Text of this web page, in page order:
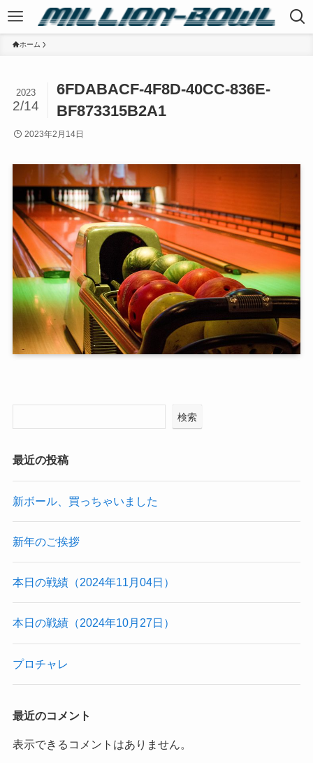
ホーム
6FDABACF-4F8D-40CC-836E-
BF873315B2A1
2023
2/14
2023年2月14日
検索
最近の投稿
新ボール、買っちゃいました
新年のご挨拶
本日の戦績（2024年11月04日）
本日の戦績（2024年10月27日）
プロチャレ
最近のコメント
表示できるコメントはありません。